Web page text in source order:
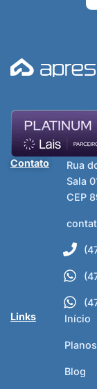
Contato
Rua
Sala
CEP
Links
Início
Planos
Blog